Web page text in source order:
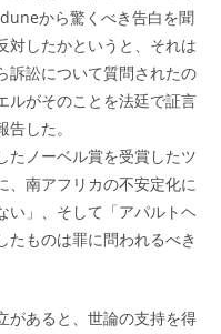
から驚くべき告白を聞
対したかというと、それは
訴訟について質問されたの
ルがそのことを法廷で証言
した。
ノーベル賞を受賞したツ
、南アフリカの不安定化に
い」、そして「アパルトヘ
たものは罪に問われるべき
があると、世論の支持を得